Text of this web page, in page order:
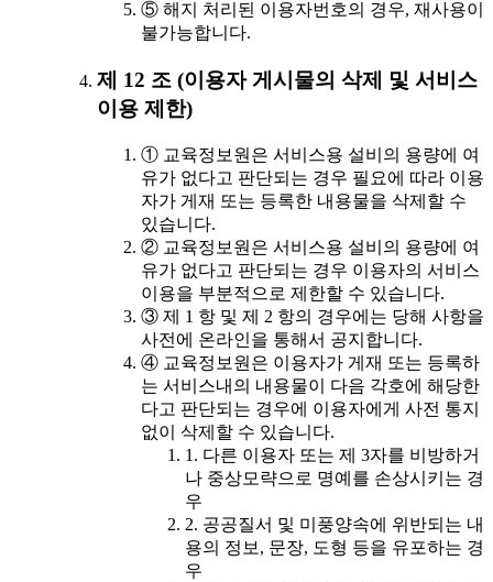
⑤ 해지 처리된 이용자번호의 경우, 재사용이
불가능합니다.
제 12 조 (이용자 게시물의 삭제 및 서비스
이용 제한)
① 교육정보원은 서비스용 설비의 용량에 여
유가 없다고 판단되는 경우 필요에 따라 이용
자가 게재 또는 등록한 내용물을 삭제할 수
있습니다.
② 교육정보원은 서비스용 설비의 용량에 여
유가 없다고 판단되는 경우 이용자의 서비스
이용을 부분적으로 제한할 수 있습니다.
③ 제 1 항 및 제 2 항의 경우에는 당해 사항을
사전에 온라인을 통해서 공지합니다.
④ 교육정보원은 이용자가 게재 또는 등록하
는 서비스내의 내용물이 다음 각호에 해당한
다고 판단되는 경우에 이용자에게 사전 통지
없이 삭제할 수 있습니다.
1. 다른 이용자 또는 제 3자를 비방하거
나 중상모략으로 명예를 손상시키는 경
우
2. 공공질서 및 미풍양속에 위반되는 내
용의 정보, 문장, 도형 등을 유포하는 경
우